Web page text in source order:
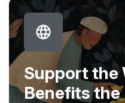
Support the
Benefits the